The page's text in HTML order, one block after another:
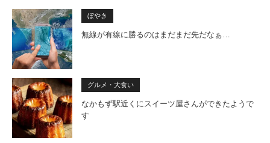
ぼやき
無線が有線に勝るのはまだまだ先だなぁ…
グルメ・大食い
なかもず駅近くにスイーツ屋さんができたようで
す